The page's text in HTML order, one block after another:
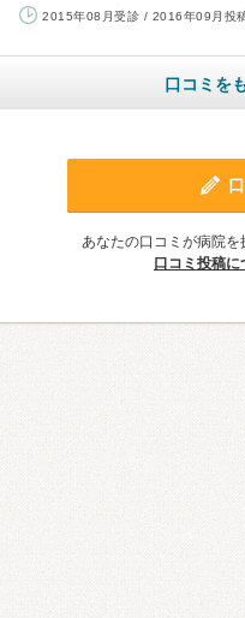
2015年08月受診 / 2016年09月投
口コミを
あなたの口コミが病院を
口コミ投稿に